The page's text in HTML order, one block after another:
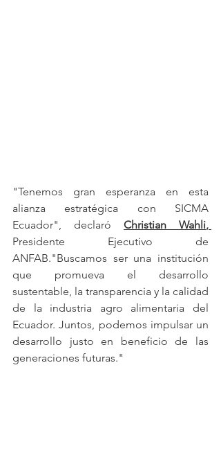
"Tenemos gran esperanza en esta
alianza estratégica con SICMA
Ecuador", declaró Christian Wahli
Presidente Ejecutivo de
ANFAB."Buscamos ser una institución
que promueva el desarrollo
sustentable, la transparencia y la calidad
de la industria agro alimentaria del
Ecuador. Juntos, podemos impulsar un
desarrollo justo en beneficio de las
generaciones futuras."